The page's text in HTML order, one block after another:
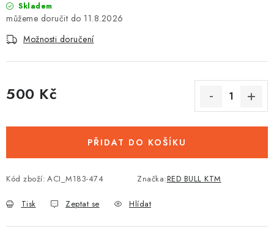
Skladem
11.8.2026
Možnosti doručení
500 Kč
PŘIDAT DO KOŠÍKU
Kód zboží: ACI_M183-474 Značka:RED BULL KTM
Tisk Zeptat se Hlídat